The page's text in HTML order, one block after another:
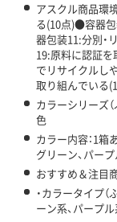
アスクル商品環
る(10点)●容器
器包装11:分別・
19:原料に認証
でリサイクルし
取り組んでいる
カラーシリーズ（
色
カラー内容：1箱
グリーン、パー
おすすめ＆注目
・カラータイプ（
ーン系、パープ